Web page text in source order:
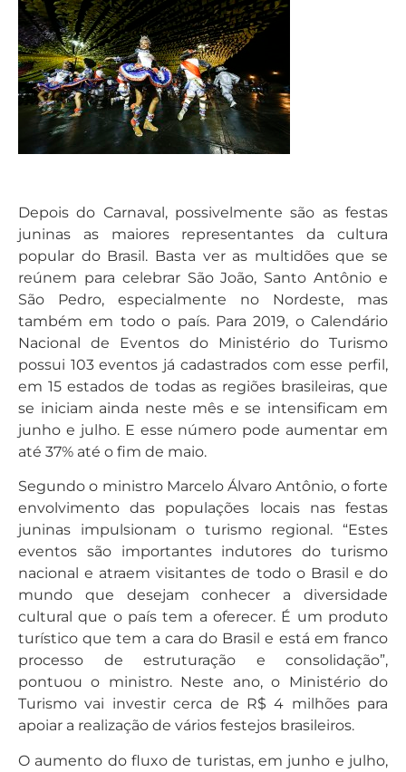
Depois do Carnaval, possivelmente são as festas
juninas as maiores representantes da cultura
popular do Brasil. Basta ver as multidões que se
reúnem para celebrar São João, Santo Antônio e
São Pedro, especialmente no Nordeste, mas
também em todo o país. Para 2019, o Calendário
Nacional de Eventos do Ministério do Turismo
possui 103 eventos já cadastrados com esse perfil,
em 15 estados de todas as regiões brasileiras, que
se iniciam ainda neste mês e se intensificam em
junho e julho. E esse número pode aumentar em
até 37% até o fim de maio.
Segundo o ministro Marcelo Álvaro Antônio, o forte
envolvimento das populações locais nas festas
juninas impulsionam o turismo regional. “Estes
eventos são importantes indutores do turismo
nacional e atraem visitantes de todo o Brasil e do
mundo que desejam conhecer a diversidade
cultural que o país tem a oferecer. É um produto
turístico que tem a cara do Brasil e está em franco
processo de estruturação e consolidação”,
pontuou o ministro. Neste ano, o Ministério do
Turismo vai investir cerca de R$ 4 milhões para
apoiar a realização de vários festejos brasileiros.
O aumento do fluxo de turistas, em junho e julho,